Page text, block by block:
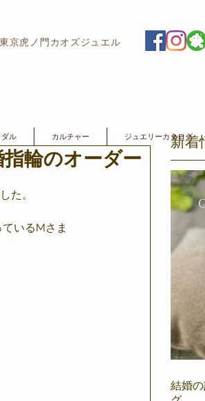
東京虎ノ門カオズジュエル
ダル カルチャー ジュエリーカタログ
輪のオーダー
た。
いるMさま
新着
結婚